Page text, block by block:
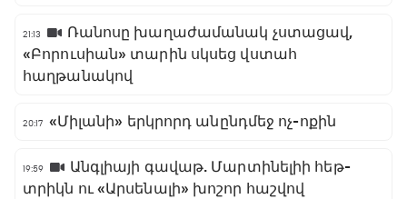
21:13
Ռանոսը խաղաժամանակ չստացավ,
«Բորուսիան» տարին սկսեց վստահ
հաղթանակով
20:17 «Միլանի» երկրորդ անընդմեջ ոչ-ոքին
19:59
Անգլիայի գավաթ. Մարտինելիի հեթ-
տրիկն ու «Արսենալի» խոշոր հաշվով